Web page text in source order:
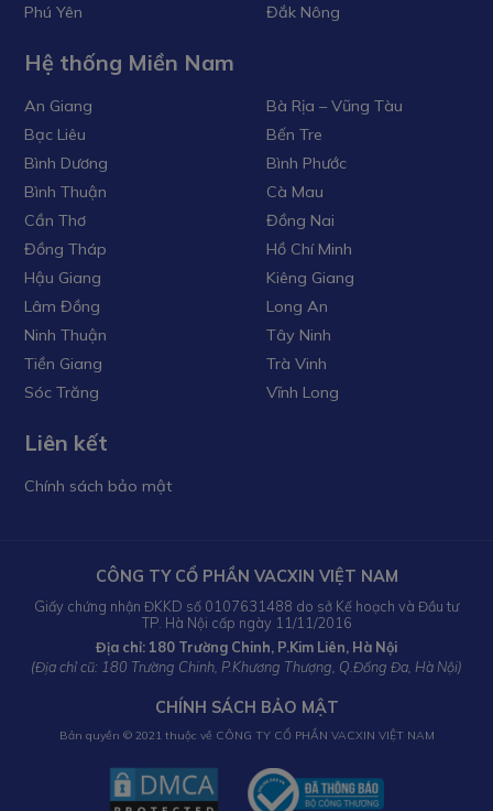
Phú Yên
Đắk Nông
Hệ thống Miền Nam
An Giang
Bạc Liêu
Bình Dương
Bình Thuận
Cần Thơ
Đồng Tháp
Hậu Giang
Lâm Đồng
Ninh Thuận
Tiền Giang
Sóc Trăng
Bà Rịa – Vũng Tàu
Bến Tre
Bình Phước
Cà Mau
Đồng Nai
Hồ Chí Minh
Kiêng Giang
Long An
Tây Ninh
Trà Vinh
Vĩnh Long
Liên kết
Chính sách bảo mật
CÔNG TY CỔ PHẦN VACXIN VIỆT NAM
Giấy chứng nhận ĐKKD số 0107631488 do sở Kế hoạch và Đầu tư
TP. Hà Nội cấp ngày 11/11/2016
Địa chỉ: 180 Trường Chinh, P.Kim Liên, Hà Nội
(Địa chỉ cũ: 180 Trường Chinh, P.Khương Thượng, Q.Đống Đa, Hà Nội)
CHÍNH SÁCH BẢO MẬT
Bản quyền © 2021 thuộc về CÔNG TY CỔ PHẦN VACXIN VIỆT NAM